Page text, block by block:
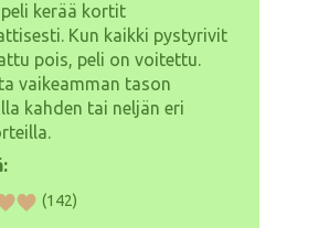
kerää kortit
Kun kaikki pystyrivit
pois, peli on voitettu.
vaikeamman tason
kahden tai neljän eri
(142)